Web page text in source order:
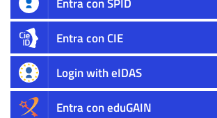
Entra con CIE
Login with eIDAS
Entra con eduGAIN